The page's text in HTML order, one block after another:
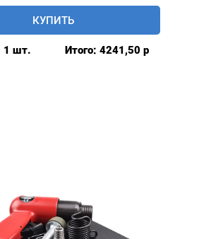
Игла
мебельная
КУПИТЬ
1 шт. Итого: 4241,50 р